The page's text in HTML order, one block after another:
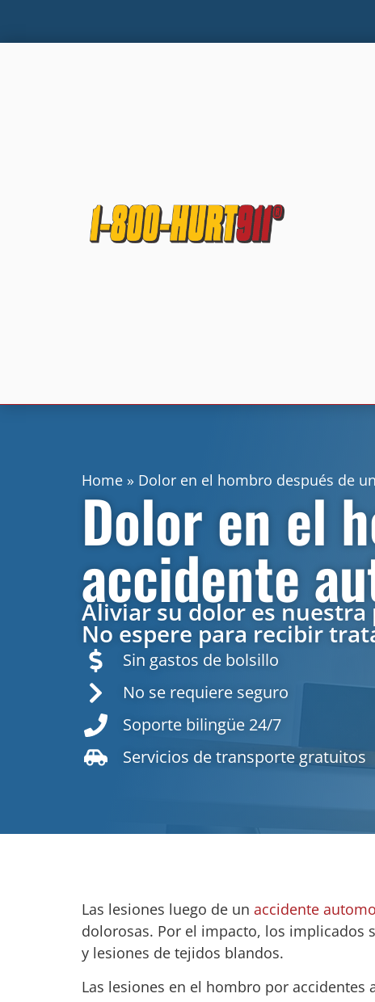
Home» Dolor en el hombro después de
Dolor en el
accidente
Aliviar su dolor es
No espere para recibir
Sin gastos de bolsillo
No se requiere seguro
Soporte bilingüe 24/7
Servicios de transporte gratuitos
Las lesiones luego de un accidente
dolorosas. Por el impacto, los implicados
y lesiones de tejidos blandos.
Las lesiones en el hombro por